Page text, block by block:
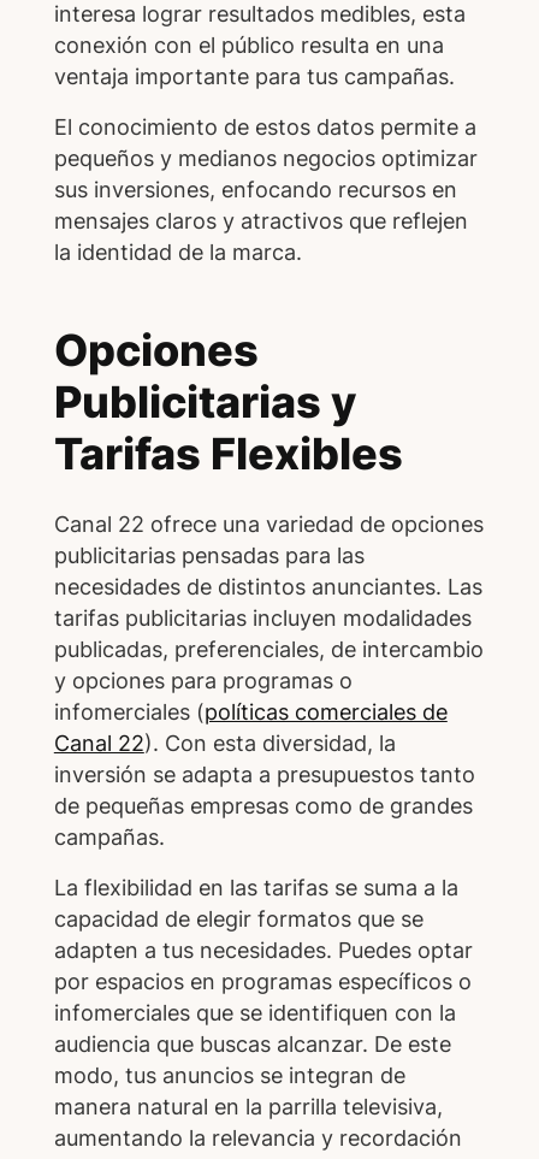
interesa lograr resultados medibles, esta
conexión con el público resulta en una
ventaja importante para tus campañas.
El conocimiento de estos datos permite a
pequeños y medianos negocios optimizar
sus inversiones, enfocando recursos en
mensajes claros y atractivos que reflejen
la identidad de la marca.
Opciones
Publicitarias y
Tarifas Flexibles
Canal 22 ofrece una variedad de opciones
publicitarias pensadas para las
necesidades de distintos anunciantes. Las
tarifas publicitarias incluyen modalidades
publicadas, preferenciales, de intercambio
y opciones para programas o
infomerciales (políticas comerciales de
Canal 22). Con esta diversidad, la
inversión se adapta a presupuestos tanto
de pequeñas empresas como de grandes
campañas.
La flexibilidad en las tarifas se suma a la
capacidad de elegir formatos que se
adapten a tus necesidades. Puedes optar
por espacios en programas específicos o
infomerciales que se identifiquen con la
audiencia que buscas alcanzar. De este
modo, tus anuncios se integran de
manera natural en la parrilla televisiva,
aumentando la relevancia y recordación